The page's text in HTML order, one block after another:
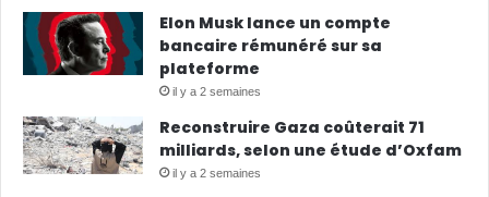
Elon Musk lance un compte
bancaire rémunéré sur sa
plateforme
il y a 2 semaines
Reconstruire Gaza coûterait 71
milliards, selon une étude d’Oxfam
il y a 2 semaines